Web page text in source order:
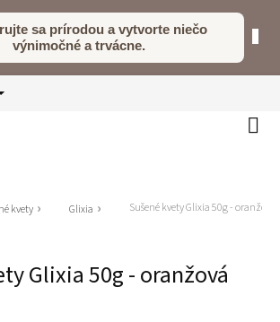
sa prírodou a vytvorte niečo
výnimočné a trvácne.
kvety Glixia Sušené kvety Glixia 50g - oranžová
Glixia 50g - oranžová